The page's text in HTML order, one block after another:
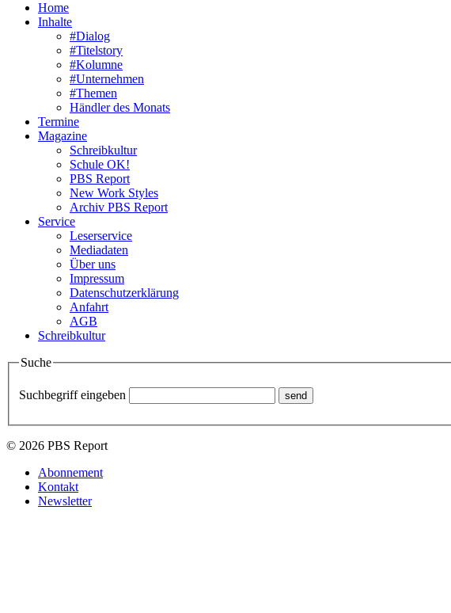
Home
Inhalte
#Dialog
#Titelstory
#Kolumne
#Unternehmen
#Themen
Händler des Monats
Termine
Magazine
Schreibkultur
Schule OK!
PBS Report
New Work Styles
Archiv PBS Report
Service
Leserservice
Mediadaten
Über uns
Impressum
Datenschutzerklärung
Anfahrt
AGB
Schreibkultur
Suche
Suchbegriff eingeben
© 2026 PBS Report
Abonnement
Kontakt
Newsletter